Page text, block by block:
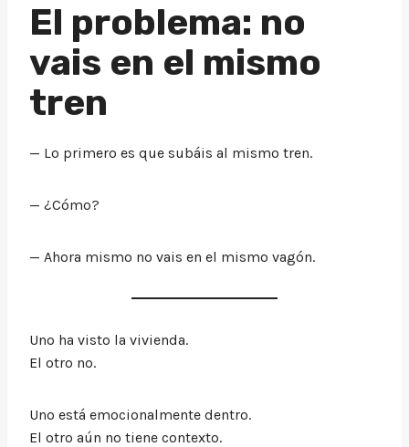
El problema: no
vais en el mismo
tren
— Lo primero es que subáis al mismo tren.
— ¿Cómo?
— Ahora mismo no vais en el mismo vagón.
Uno ha visto la vivienda.
El otro no.
Uno está emocionalmente dentro.
El otro aún no tiene contexto.